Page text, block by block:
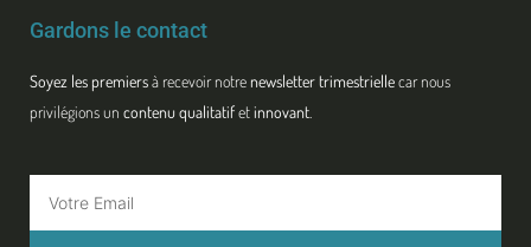
Gardons le contact
Soyez les premiersà recevoir notrenewsletter trimestriellecar nous
privilégions un contenu qualitatifetinnovant